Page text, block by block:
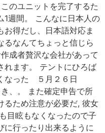
のユニットを完了するた
1週間。 こんなに日本人の
得だし、日本語対応ま
るなんてちょっと信じら
成者贅沢な会社があって
れます。 テントにひろば
なった ５月２６日
、。 また確定申告で所
るため注意が必要だ, 彼女
目眩もなくなったので子
に行ったり出来るように